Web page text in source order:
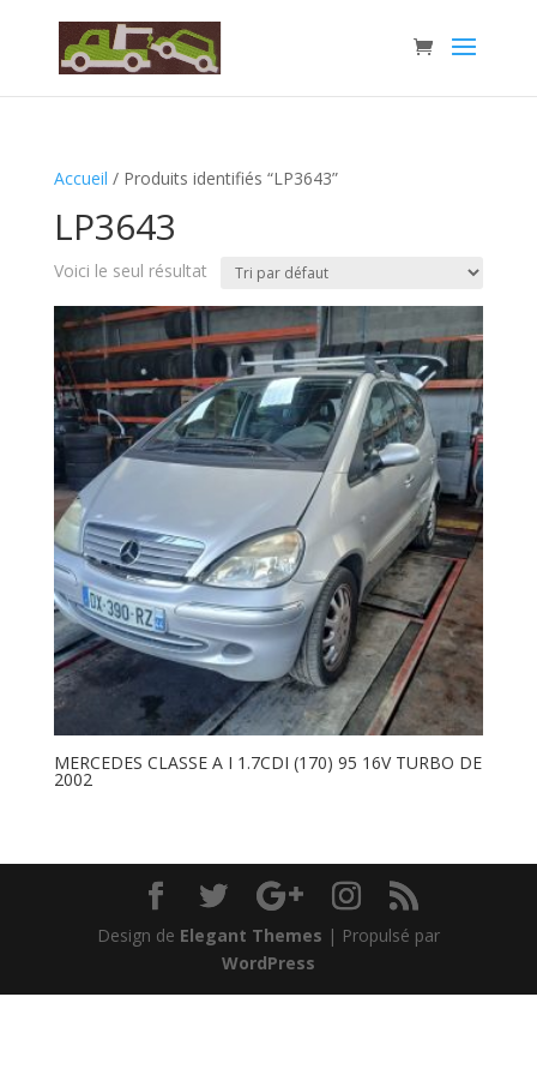
Accueil / Produits identifiés “LP3643”
LP3643
Voici le seul résultat
MERCEDES CLASSE A I 1.7CDI (170) 95 16V TURBO DE
2002
Design de Elegant Themes | Propulsé par
WordPress